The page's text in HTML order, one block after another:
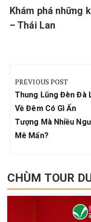
Khám phá những
– Thái Lan
hướng
bài
viết
PREVIOUS POST
Previous
Post:
Thung Lũng Đèn Đà
Về Đêm Có Gì Ấn
Tượng Mà Nhiều
Mê Mẩn?
CHÙM TOUR